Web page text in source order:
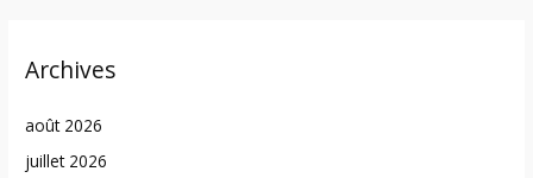
Archives
août 2026
juillet 2026